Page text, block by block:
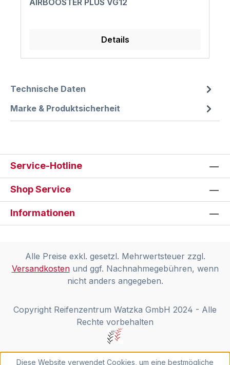
Details
Technische Daten
Marke & Produktsicherheit
Service-Hotline
Shop Service
Informationen
Alle Preise exkl. gesetzl. Mehrwertsteuer zzgl.
Versandkostenund ggf. Nachnahmegebühren, wenn
nicht anders angegeben.
Copyright Reifenzentrum Watzka GmbH 2024 - Alle
Rechte vorbehalten
Diese Website verwendet Cookies, um eine bestmögliche